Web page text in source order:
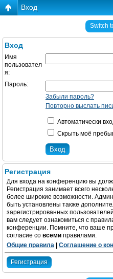
Вход
Switch
Вход
Имя
пользовател
я:
Пароль:
Забыли пароль?
Повторно выслать
Автоматически
Скрыть моё
Регистрация
Для входа на конференцию вы
Регистрация занимает всего
более широкие возможности.
быть установлены также
зарегистрированных
вам следует ознакомиться с
конференции. Помните, что ваше
согласие со всеми правилами.
Общие правила
Соглашение о
Регистрация